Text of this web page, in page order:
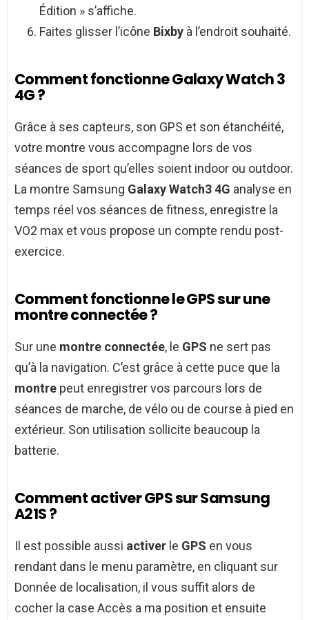
Édition » s’affiche.
Faites glisser l’icône Bixby à l’endroit souhaité.
Comment fonctionne Galaxy Watch 3
4G ?
Grâce à ses capteurs, son GPS et son étanchéité,
votre montre vous accompagne lors de vos
séances de sport qu’elles soient indoor ou outdoor.
La montre Samsung Galaxy Watch3 4G analyse en
temps réel vos séances de fitness, enregistre la
VO2 max et vous propose un compte rendu post-
exercice.
Comment fonctionne le GPS sur une
montre connectée ?
Sur une montre connectée, le GPS ne sert pas
qu’à la navigation. C’est grâce à cette puce que la
montre peut enregistrer vos parcours lors de
séances de marche, de vélo ou de course à pied en
extérieur. Son utilisation sollicite beaucoup la
batterie.
Comment activer GPS sur Samsung
A21S ?
Il est possible aussi activer le GPS en vous
rendant dans le menu paramètre, en cliquant sur
Donnée de localisation, il vous suffit alors de
cocher la case Accès a ma position et ensuite